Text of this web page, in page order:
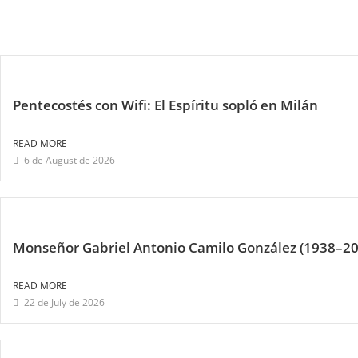
Pentecostés con Wifi: El Espíritu sopló en Milán
READ MORE
6 de August de 2026
Monseñor Gabriel Antonio Camilo González
READ MORE
22 de July de 2026